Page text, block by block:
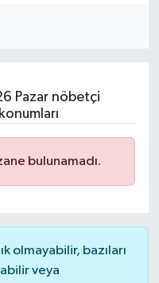
Pazar nöbetçi
bulunamadı.
olmayabilir, bazıları
veya